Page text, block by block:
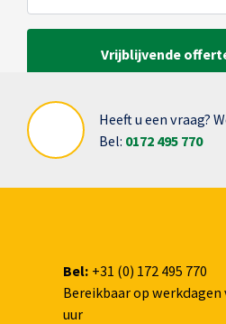
Heeft u een vraag?
Bel: 0172 495 770
Bel: +31 (0) 172 495 770
Bereikbaar op werkdagen
uur